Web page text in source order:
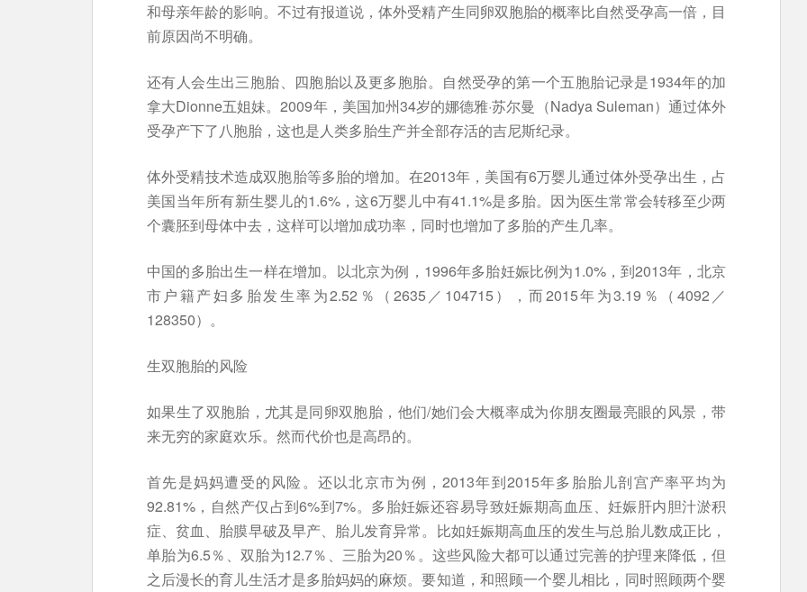
和母亲年龄的影响。不过有报道说，体外受精产生同卵双胞胎的概率比自然受孕高一倍，目
前原因尚不明确。
还有人会生出三胞胎、四胞胎以及更多胞胎。自然受孕的第一个五胞胎记录是1934年的加
拿大Dionne五姐妹。2009年，美国加州34岁的娜德雅·苏尔曼（Nadya Suleman）通过体外
受孕产下了八胞胎，这也是人类多胎生产并全部存活的吉尼斯纪录。
体外受精技术造成双胞胎等多胎的增加。在2013年，美国有6万婴儿通过体外受孕出生，占
美国当年所有新生婴儿的1.6%，这6万婴儿中有41.1%是多胎。因为医生常常会转移至少两
个囊胚到母体中去，这样可以增加成功率，同时也增加了多胎的产生几率。
中国的多胎出生一样在增加。以北京为例，1996年多胎妊娠比例为1.0%，到2013年，北京
市户籍产妇多胎发生率为2.52％（2635／104715），而2015年为3.19％（4092／
128350）。
生双胞胎的风险
如果生了双胞胎，尤其是同卵双胞胎，他们/她们会大概率成为你朋友圈最亮眼的风景，带
来无穷的家庭欢乐。然而代价也是高昂的。
首先是妈妈遭受的风险。还以北京市为例，2013年到2015年多胎胎儿剖宫产率平均为
92.81%，自然产仅占到6%到7%。多胎妊娠还容易导致妊娠期高血压、妊娠肝内胆汁淤积
症、贫血、胎膜早破及早产、胎儿发育异常。比如妊娠期高血压的发生与总胎儿数成正比，
单胎为6.5％、双胎为12.7％、三胎为20％。这些风险大都可以通过完善的护理来降低，但
之后漫长的育儿生活才是多胎妈妈的麻烦。要知道，和照顾一个婴儿相比，同时照顾两个婴